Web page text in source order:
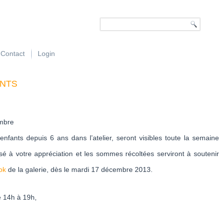
Contact Login
depuis 6 ans dans l’atelier, seront visibles toute la semaine
à votre appréciation et les sommes récoltées serviront à soutenir
de la galerie, dès le mardi 17 décembre 2013.
à 19h,